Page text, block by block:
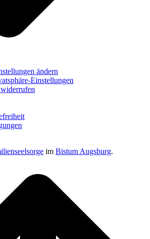
ändern
Einstellungen
im Bistum Augsburg.